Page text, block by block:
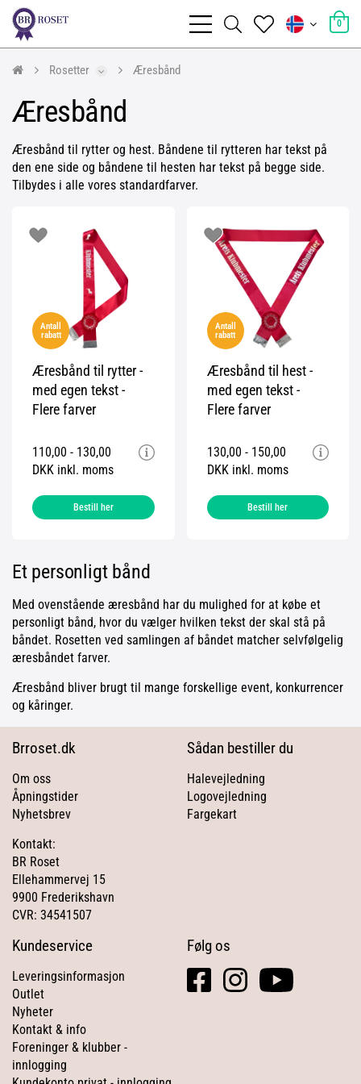
0
Rosetter Æresbånd
Æresbånd
Æresbånd til rytter og hest. Båndene til rytteren har tekst på
den ene side og båndene til hesten har tekst på begge side.
Tilbydes i alle vores standardfarver.
Antall
rabatt
Æresbånd til rytter -
med egen tekst -
Flere farver
110,00 - 130,00
DKK inkl. moms
Bestill her
Antall
rabatt
Æresbånd til hest -
med egen tekst -
Flere farver
130,00 - 150,00
DKK inkl. moms
Bestill her
Et personligt bånd
Med ovenstående æresbånd har du mulighed for at købe et
personligt bånd, hvor du vælger hvilken tekst der skal stå på
båndet. Rosetten ved samlingen af båndet matcher selvfølgelig
æresbåndet farver.
Æresbånd bliver brugt til mange forskellige event, konkurrencer
og kåringer.
Brroset.dk
Om oss
Åpningstider
Nyhetsbrev
Kontakt:
BR Roset
Ellehammervej 15
9900 Frederikshavn
CVR: 34541507
Sådan bestiller du
Halevejledning
Logovejledning
Fargekart
Kundeservice
Leveringsinformasjon
Outlet
Nyheter
Kontakt & info
Foreninger & klubber -
innlogging
Følg os
facebook
square
instagramyoutube